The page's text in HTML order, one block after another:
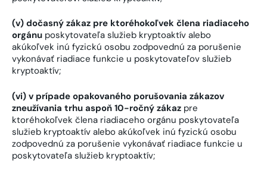
(v) dočasný zákaz pre ktoréhokoľvek člena riadiaceho
orgánu poskytovateľa služieb kryptoaktív alebo
akúkoľvek inú fyzickú osobu zodpovednú za porušenie
vykonávať riadiace funkcie u poskytovateľov služieb
kryptoaktív;
(vi) v prípade opakovaného porušovania zákazov
zneužívania trhu aspoň 10-ročný zákaz pre
ktoréhokoľvek člena riadiaceho orgánu poskytovateľa
služieb kryptoaktív alebo akúkoľvek inú fyzickú osobu
zodpovednú za porušenie vykonávať riadiace funkcie u
poskytovateľa služieb kryptoaktív;